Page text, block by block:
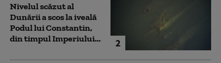
2
Nivelul scăzut al
Dunării a scos la iveală
Podul lui Constantin,
din timpul Imperiului...